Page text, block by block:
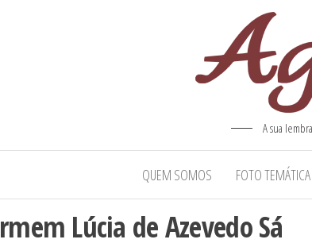
A sua
QUEM SOMOS FOTO TEMÁTICA
Lúcia de Azevedo Sá